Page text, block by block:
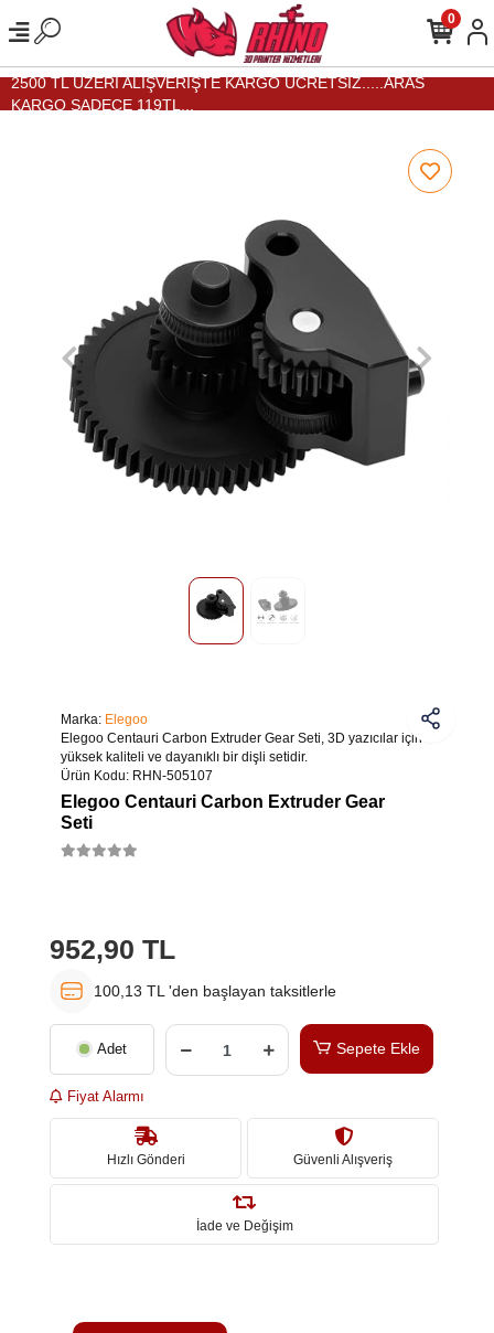
2500 TL ÜZERİ ALIŞVERİŞTE KARGO ÜCRETSİZ.....ARAS
KARGO SADECE 119TL...
0
Marka: Elegoo
Elegoo Centauri Carbon Extruder Gear Seti, 3D yazıcılar için
yüksek kaliteli ve dayanıklı bir dişli setidir.
Ürün Kodu: RHN-505107
Elegoo Centauri Carbon Extruder Gear
Seti
952,90 TL
100,13 TL 'den başlayan taksitlerle
Adet Sepete Ekle
Fiyat Alarmı
Hızlı Gönderi Güvenli Alışveriş
İade ve Değişim